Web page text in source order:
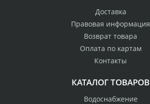
Доставка
Правовая информация
Возврат товара
Оплата по картам
Контакты
КАТАЛОГ ТОВАРОВ
Водоснабжение